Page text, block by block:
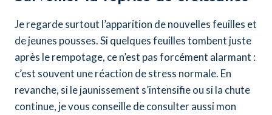
Je regarde surtout l’apparition de nouvelles feuilles et
de jeunes pousses. Si quelques feuilles tombent juste
après le rempotage, ce n’est pas forcément alarmant :
c’est souvent une réaction de stress normale. En
revanche, si le jaunissement s’intensifie ou si la chute
continue, je vous conseille de consulter aussi mon